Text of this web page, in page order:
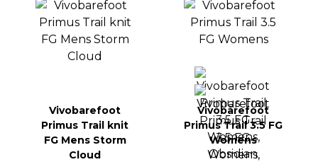
Vivobarefoot
Primus Trail knit
FG Mens Storm
Cloud
Vivobarefoot
Primus Trail 3.5 FG
Womens